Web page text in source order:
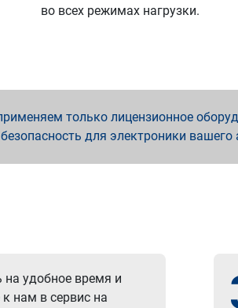
во всех режимах нагрузки.
только лицензионное
для электроники вашего
на удобное время и
нам в сервис на